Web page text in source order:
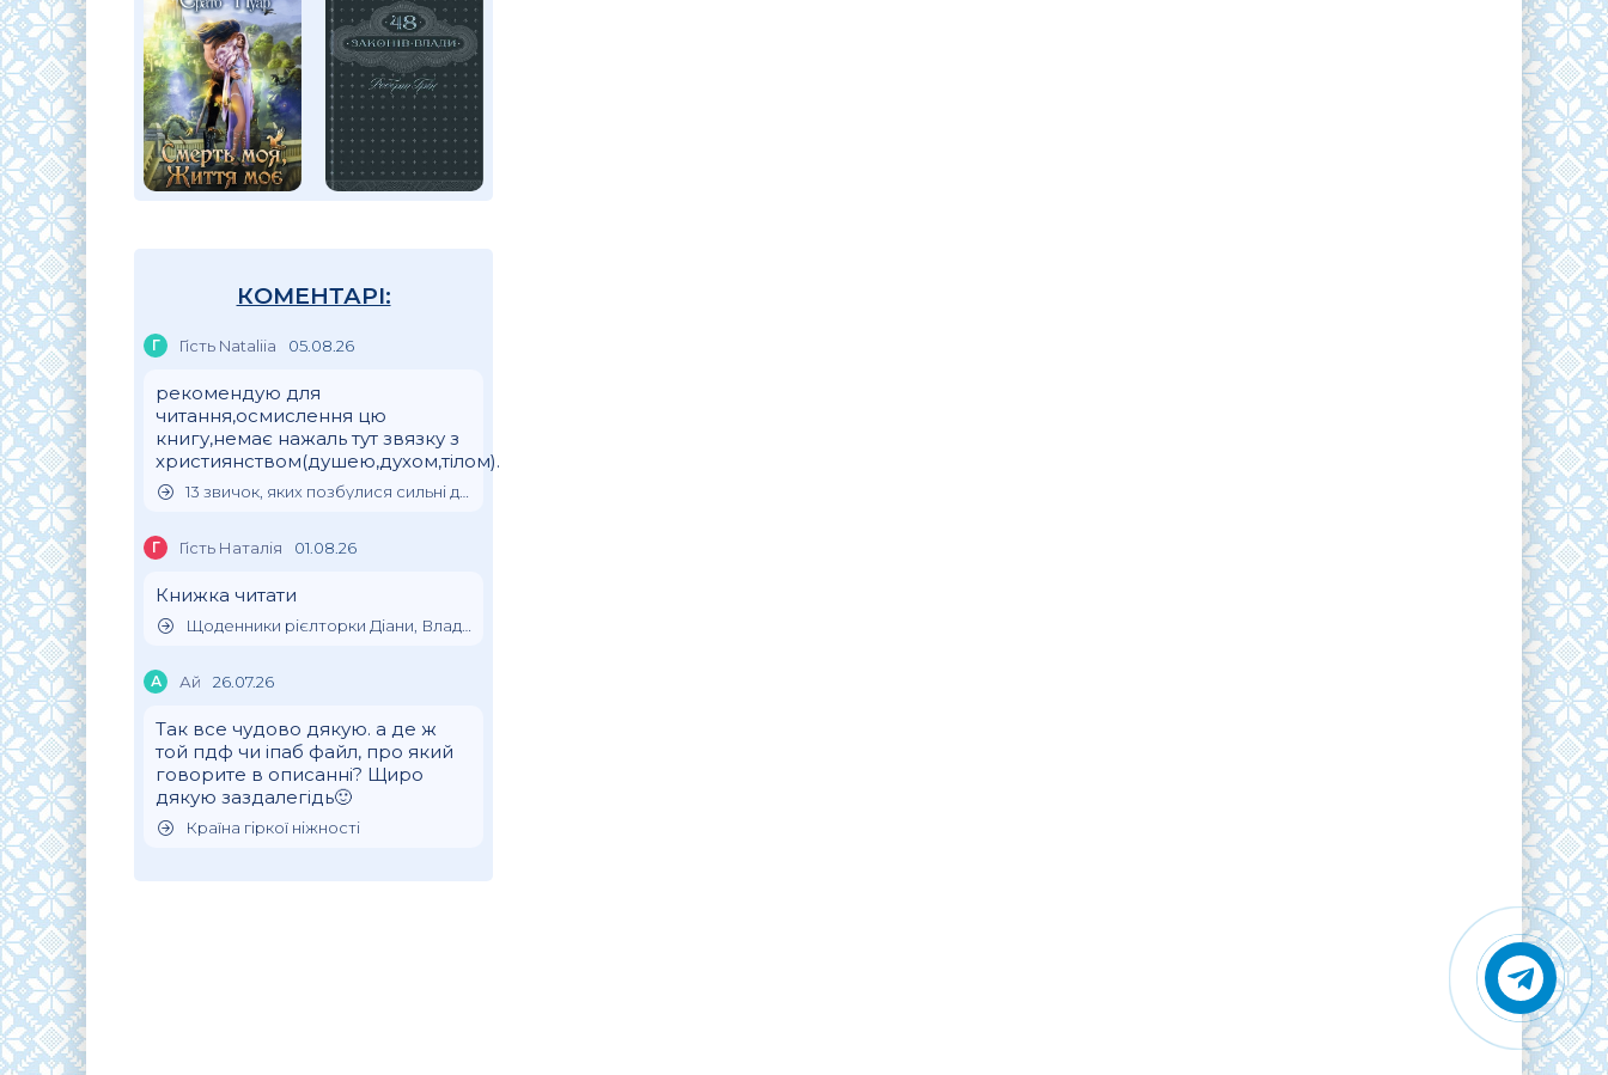
КОМЕНТАРІ:
Г Гість Nataliia 05.08.26
рекомендую для
читання,осмислення цю
книгу,немає нажаль тут звязку з
християнством(душею,духом,тілом).
13 звичок, яких позбулися сильні духом люди
Г Гість Наталія 01.08.26
Книжка читати
Щоденники рієлторки Діани, Влада Клімова
А Ай 26.07.26
Так все чудово дякую. а де ж
той пдф чи іпаб файл, про який
говорите в описанні? Щиро
дякую заздалегідь🙂
Країна гіркої ніжності